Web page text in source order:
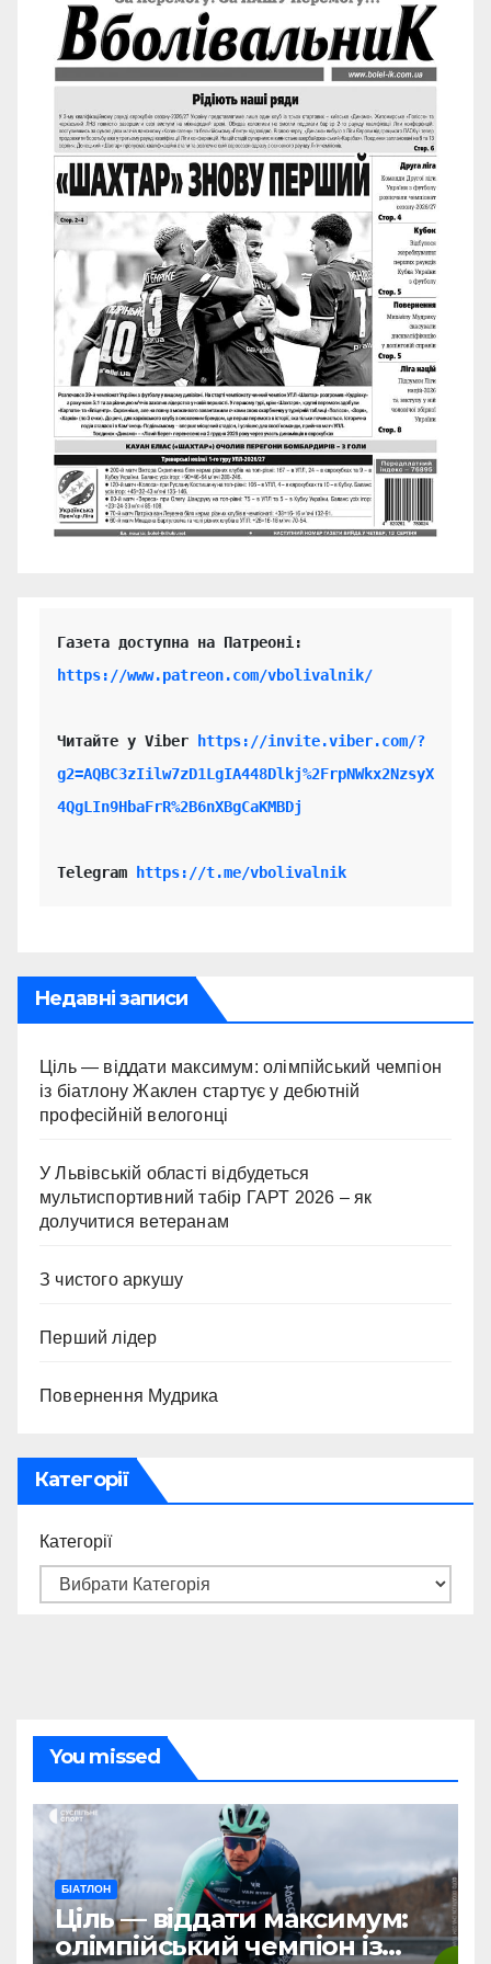
https://www.patreon.com/vbolivalnik/
Читайте у Viber
https://invite.viber.com/?
g2=AQBC3zIilw7zD1LgIA448Dlkj%2FrpNWkx2NzsyX
4QgLIn9HbaFrR%2B6nXBgCaKMBDj
Telegram https://t.me/vbolivalnik
Недавні записи
Ціль — віддати максимум: олімпійський чемпіон
із біатлону Жаклен стартує у дебютній
професійній велогонці
У Львівській області відбудеться
мультиспортивний табір ГАРТ 2026 – як
долучитися ветеранам
З чистого аркушу
Перший лідер
Повернення Мудрика
Категорії
Категорії
You missed
БІАТЛОН
Ціль — віддати максимум:
олімпійський чемпіон із